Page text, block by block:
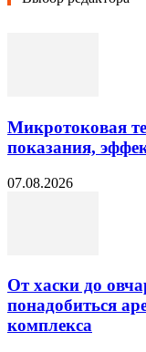
Микротоковая
показания,
07.08.2026
От хаски до
понадобиться
комплекса